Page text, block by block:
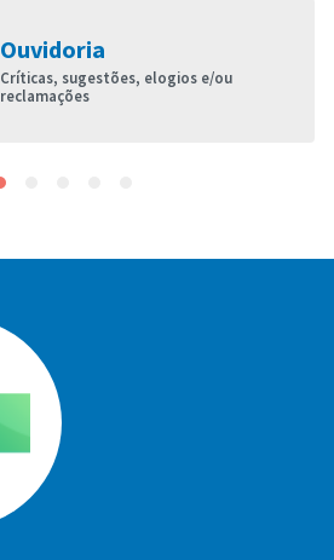
Ouvidoria
Críticas, sugestões, elogios e/ou
reclamações